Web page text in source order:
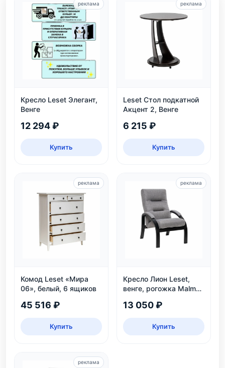
Кресло Leset Элегант,
Венге
12 294 ₽
Купить
реклама
Leset Стол подкатной
Акцент 2, Венге
6 215 ₽
Купить
реклама
Комод Leset «Мира
06», белый, 6 ящиков
45 516 ₽
Купить
реклама
Кресло Лион Leset,
венге, рогожка Malmo
13 050 ₽
Купить
реклама
реклама